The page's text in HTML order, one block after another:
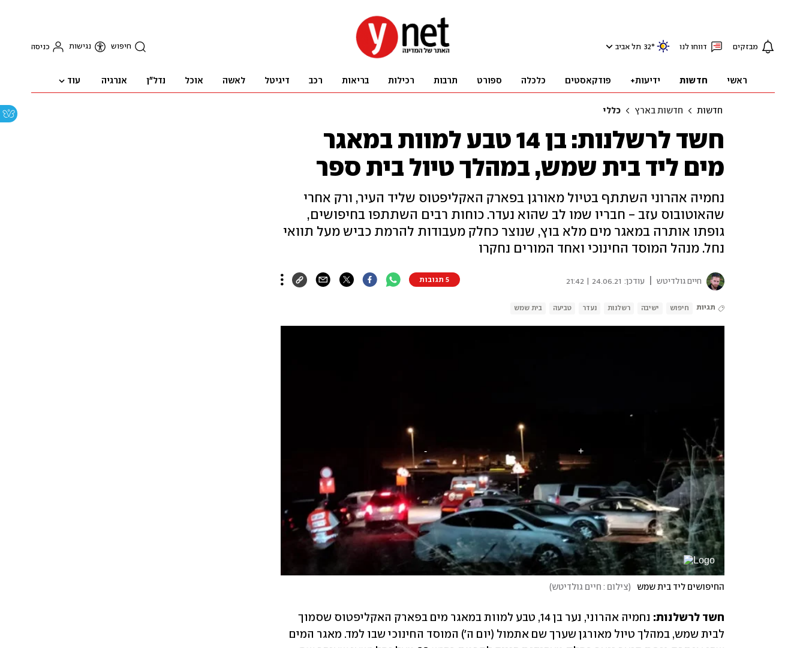
מבזקים דווחו לנו 32° תל אביב חיפוש נגישות כניסה
ראשי חדשות ידיעות+ פודקאסטים כלכלה ספורט תרבות רכילות בריאות רכב דיגיטל לאשה אוכל נדל"ן אנרגיה עוד
חדשות חדשות בארץ כללי
חשד לרשלנות: בן 14 טבע למוות במאגר
מים ליד בית שמש, במהלך טיול בית ספר
נחמיה אהרוני השתתף בטיול מאורגן בפארק האקליפטוס שליד העיר, ורק אחרי
שהאוטובוס עזב - חבריו שמו לב שהוא נעדר. כוחות רבים השתתפו בחיפושים,
גופתו אותרה במאגר מים מלא בוץ, שנוצר כחלק מעבודות להרמת כביש מעל תוואי
נחל. מנהל המוסד החינוכי ואחד המורים נחקרו
חיים גולדיטש עודכן: 24.06.21 | 21:42 5 תגובות
תגיות חיפוש ישיבה רשלנות נעדר טביעה בית שמש
החיפושים ליד בית שמש (צילום : חיים גולדיטש)
חשד לרשלנות: